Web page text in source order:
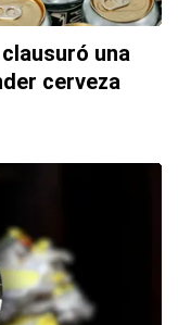
una
cerveza